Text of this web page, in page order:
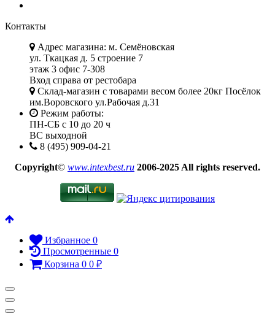
Контакты
Адрес магазина: м. Семёновская
ул. Ткацкая д. 5 строение 7
этаж 3 офис 7-308
Вход справа от рестобара
Склад-магазин с товарами весом более 20кг Посёлок
им.Воровского ул.Рабочая д.31
Режим работы:
ПН-СБ с 10 до 20 ч
ВС выходной
8 (495) 909-04-21
Copyright© www.intexbest.ru 2006-2025 All rights reserved.
Избранное 0
Просмотренные 0
Корзина 0 0 ₽